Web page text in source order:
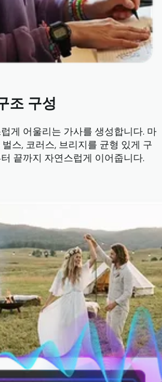
조 구성
게 어울리는 가사를 생성합니다. 마
스, 코러스, 브리지를 균형 있게 구
끝까지 자연스럽게 이어줍니다.